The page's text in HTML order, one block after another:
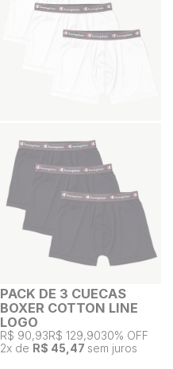
PACK DE 3 CUECAS
BOXER COTTON LINE
LOGO
R$ 90,93R$ 129,9030% OFF
2x de R$ 45,47 sem juros